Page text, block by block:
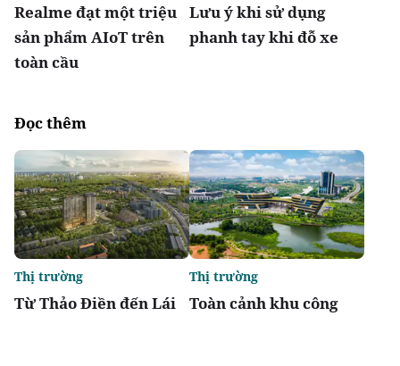
Realme đạt một triệu
sản phẩm AIoT trên
toàn cầu
Lưu ý khi sử dụng
phanh tay khi đỗ xe
Đọc thêm
Từ Thảo Điền đến Lái
Thị trường
Toàn cảnh khu công
Thị trường